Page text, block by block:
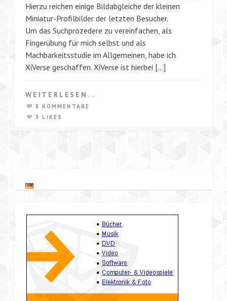
Hierzu reichen einige Bildabgleiche der kleinen
Miniatur-Profilbilder der letzten Besucher.
Um das Suchprozedere zu vereinfachen, als
Fingerübung für mich selbst und als
Machbarkeitsstudie im Allgemeinen, habe ich
XiVerse geschaffen. XiVerse ist hierbei […]
WEITERLESEN...
8 KOMMENTARE
3 LIKES